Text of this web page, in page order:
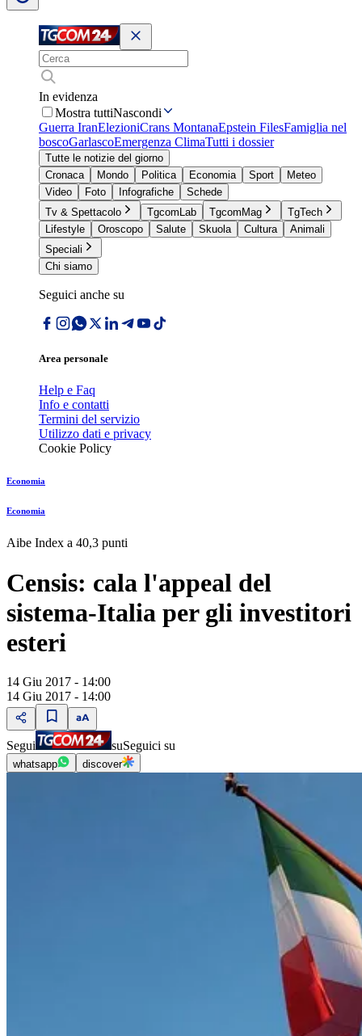
In evidenza
Mostra tuttiNascondi
Guerra IranElezioniCrans MontanaEpstein FilesFamiglia nel
boscoGarlascoEmergenza ClimaTutti i dossier
Tutte le notizie del giorno
Cronaca
Mondo Politica Economia Sport
Meteo
Video
Foto Infografiche
Schede
Tv & Spettacolo
TgcomLab TgcomMag
TgTech
Lifestyle
Oroscopo Salute Skuola Cultura
Animali
Speciali
Chi siamo
Seguici anche su
Area personale
Help e Faq
Info e contatti
Termini del servizio
Utilizzo dati e privacy
Cookie Policy
Economia
Economia
Aibe Index a 40,3 punti
Censis: cala l'appeal del
sistema-Italia per gli investitori
esteri
14 Giu 2017 - 14:00
14 Giu 2017 - 14:00
Segui suSeguici su
whatsapp discover